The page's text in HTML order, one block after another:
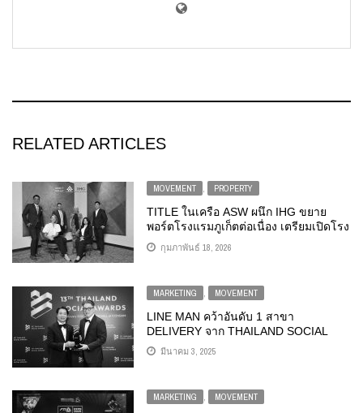
RELATED ARTICLES
MOVEMENT , PROPERTY
TITLE ในเครือ ASW ผนึก IHG ขยาย
พอร์ตโรงแรมภูเก็ตต่อเนื่อง เตรียมเปิดโรง
แรมบูทีคระดับพรีเมียม “HOTEL INDIGO
PHUKET NAI YANG BEACH” เติมเต็ม
กุมภาพันธ์ 18, 2026
MARKETING , MOVEMENT
LINE MAN คว้าอันดับ 1 สาขา
DELIVERY จาก THAILAND SOCIAL
AWARDS 2 ปีซ้อน ชูกระแส
EATFLUENCER – พลังจิ้น – MISS
มีนาคม 3, 2025
MARKETING , MOVEMENT